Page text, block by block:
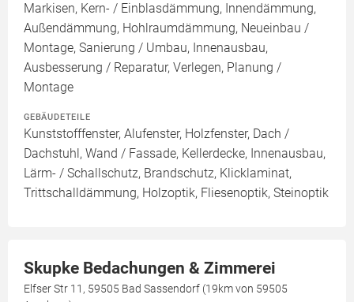
Markisen, Kern- / Einblasdämmung, Innendämmung,
Außendämmung, Hohlraumdämmung, Neueinbau /
Montage, Sanierung / Umbau, Innenausbau,
Ausbesserung / Reparatur, Verlegen, Planung /
Montage
GEBÄUDETEILE
Kunststofffenster, Alufenster, Holzfenster, Dach /
Dachstuhl, Wand / Fassade, Kellerdecke, Innenausbau,
Lärm- / Schallschutz, Brandschutz, Klicklaminat,
Trittschalldämmung, Holzoptik, Fliesenoptik, Steinoptik
Skupke Bedachungen & Zimmerei
Elfser Str 11, 59505 Bad Sassendorf (19km von 59505